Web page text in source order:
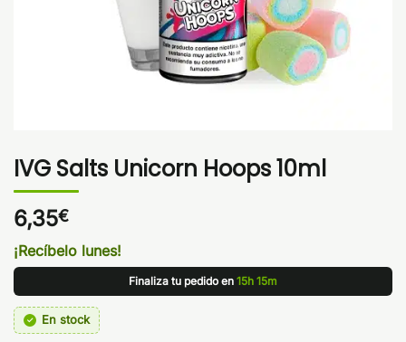
IVG Salts Unicorn Hoops 10ml
6,35€
¡Recíbelo lunes!
Finaliza tu pedido en 15h 15m
En stock